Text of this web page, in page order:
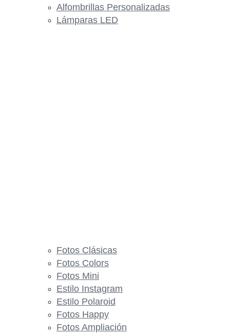
Alfombrillas Personalizadas
Lámparas LED
Fotos Clásicas
Fotos Colors
Fotos Mini
Estilo Instagram
Estilo Polaroid
Fotos Happy
Fotos Ampliación